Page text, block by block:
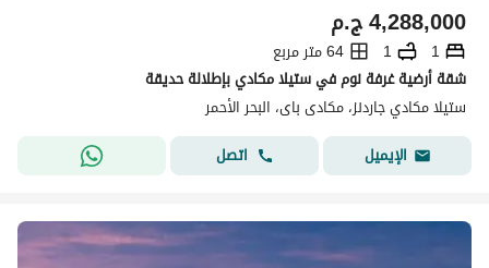
ج.م4,288,000
1
1
64 متر مربع
شقة أرضية غرفة نوم في ستيلا مكادي بإطلالة حديقة
ستيلا مكادي جاردنز، مكادى باى، البحر الأحمر
الإيميل
اتصل